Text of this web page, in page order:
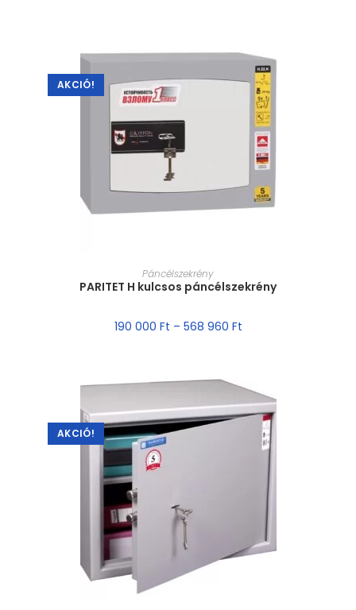
AKCIÓ!
MÉRET VÁLASZTÁSA
Páncélszekrény
PARITET H kulcsos páncélszekrény
190 000 Ft – 568 960 Ft
AKCIÓ!